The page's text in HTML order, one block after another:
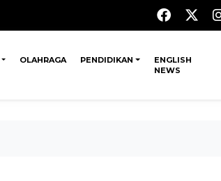
OLAHRAGA PENDIDIKAN
ENGLISH
NEWS